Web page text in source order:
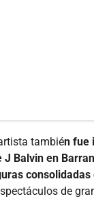
también fue
J Balvin en
de